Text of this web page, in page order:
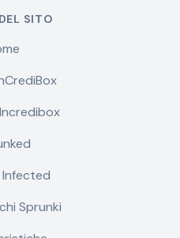
SITO
Infected
Sprunki